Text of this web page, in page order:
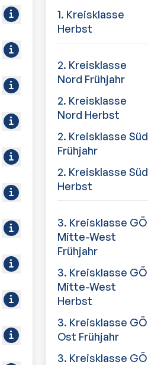
1. Kreisklasse
Herbst
2. Kreisklasse
Nord Frühjahr
2. Kreisklasse
Nord Herbst
2. Kreisklasse Süd
Frühjahr
2. Kreisklasse Süd
Herbst
3. Kreisklasse GÖ
Mitte-West
Frühjahr
3. Kreisklasse GÖ
Mitte-West
Herbst
3. Kreisklasse GÖ
Ost Frühjahr
3. Kreisklasse GÖ